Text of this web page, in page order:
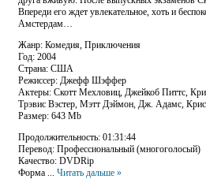
Впереди его ждет увлекательное, хоть и
Амстердам…
Жанр: Комедия, Приключения
Год: 2004
Страна: США
Режиссер: Джефф Шэффер
Актеры: Скотт Мехловиц, Джейкоб Питтс,
Трэвис Вэстер, Мэтт Дэймон, Дж. Адамс,
Размер: 643 Mb
Продолжительность: 01:31:44
Перевод: Профессиональный (многоголосый)
Качество: DVDRip
Форма ... Читать дальше »